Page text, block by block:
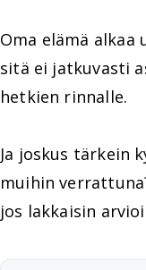
Oma elämä
sitä ei jatkuvasti
hetkien rinnalle.
Ja joskus tärkein
muihin
jos lakkaisin